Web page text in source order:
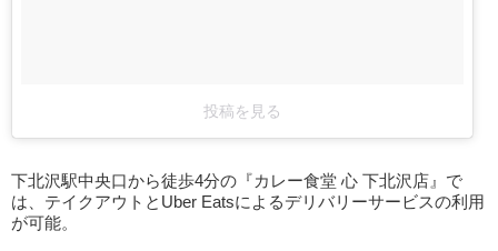
投稿を見る
下北沢駅中央口から徒歩4分の『カレー食堂 心 下北沢店』で
は、テイクアウトとUber Eatsによるデリバリーサービスの利用
が可能。